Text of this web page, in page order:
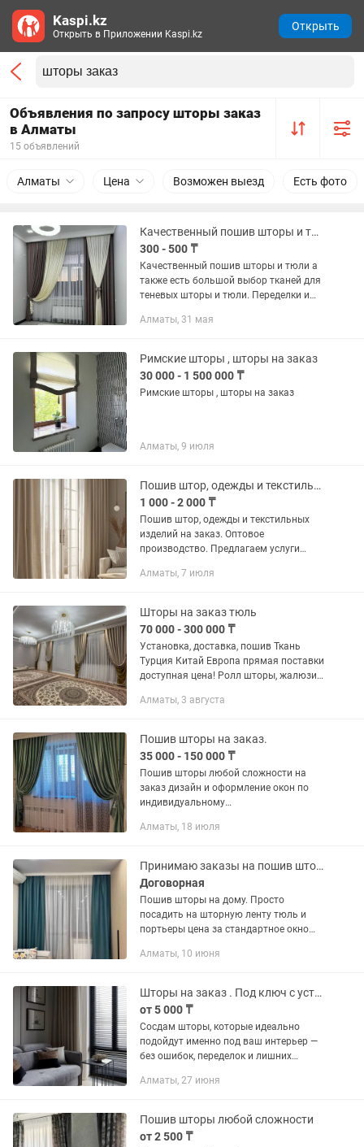
Объявления по запросу шторы заказ
в Алматы
15 объявлений
Алматы Цена Возможен выезд Есть фото
Качественный пошив шторы и тюли на заказ
300 - 500 ₸
Качественный пошив шторы и тюли а
также есть большой выбор тканей для
теневых шторы и тюли. Переделки и
работаю на заказ тканей и пошив
Алматы, 31 мая
Римские шторы , шторы на заказ
30 000 - 1 500 000 ₸
Римские шторы , шторы на заказ
Алматы, 9 июля
Пошив штор, одежды и текстильных изделий на заказ
1 000 - 2 000 ₸
Пошив штор, одежды и текстильных
изделий на заказ. Оптовое
производство. Предлагаем услуги
сложности. Наши услуги: • Пошив
Пошив...
Алматы, 7 июля
Шторы на заказ тюль
70 000 - 300 000 ₸
Установка, доставка, пошив Ткань
Турция Китай Европа прямая поставки
доступная цена! Ролл шторы, жалюзи
ассортимент
Алматы, 3 августа
Пошив шторы на заказ.
35 000 - 150 000 ₸
Пошив шторы любой сложности на
заказ дизайн и оформление окон по
индивидуальному
изделий подушки, чехлы для мебели,
ткани Турции и...
Алматы, 18 июля
Принимаю заказы на пошив шторы
Договорная
Пошив шторы на дому. Просто
посадить на шторную ленту тюль и
портьеры цена за стандартное окно
замеры; выезд к заказчику - обсудим
Алматы, 10 июня
Шторы на заказ . Под ключ с установкой
от 5 000 ₸
Сосдам шторы, которые идеально
подойдут именно под ваш интерьер —
без ошибок, переделок и лишних
✔️ Помощь в выборе ткани (под стиль,
Алматы, 27 июня
Пошив шторы любой сложности
от 2 500 ₸
Kaspi.kz
Открыть в Приложении Kaspi.kz
Открыть